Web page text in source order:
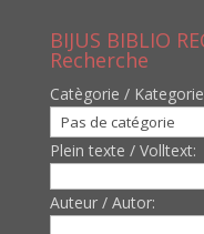
BIJUS BIBLIO
Recherche
Catègorie /
Plein texte / Volltext:
Auteur / Autor: